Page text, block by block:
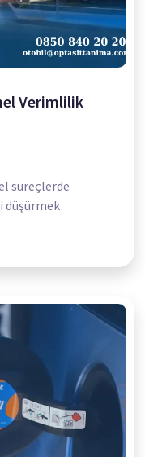
Verimlilik
süreçlerde
düşürmek